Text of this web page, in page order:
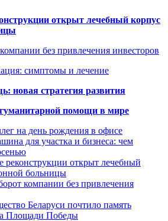
открыт лечебный корпус
без привлечения инвесторов
симптомы и лечение
новая стратегия развития
помощи в мире
на день рождения в офисе
для участка и бизнеса: чем
реконструкции открыт лечебный
больницы
компании без привлечения
Беларуси почтило память
Площади Победы